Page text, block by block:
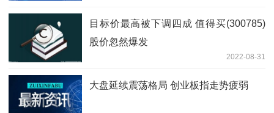
目标价最高被下调四成 值得买(300785)
股价忽然爆发
2022-08-31
大盘延续震荡格局 创业板指走势疲弱